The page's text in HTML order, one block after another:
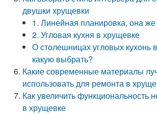
двушки хрущевки
1. Линейная планировка, она
2. Угловая кухня в хрущевке
О столешницах угловых кухонь
какую выбрать?
Какие современные материалы
использовать для ремонта в
Как увеличить функциональность
в хрущевке